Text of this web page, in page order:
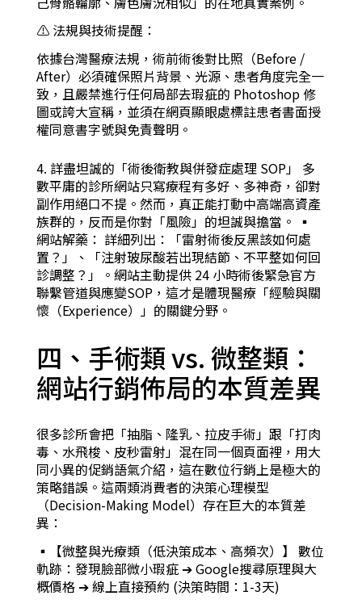
⚠️ 法規與技術提醒：
依據台灣醫療法規，術前術後對比照（Before /
After）必須確保照片背景、光源、患者角度完全一
致，且嚴禁進行任何局部去瑕疵的 Photoshop 修
圖或誇大宣稱，並須在網頁顯眼處標註患者書面授
權同意書字號與免責聲明。
4. 詳盡坦誠的「術後衛教與併發症處理 SOP」 多
數平庸的診所網站只寫療程有多好、多神奇，卻對
副作用絕口不提。然而，真正能打動中高端高資產
族群的，反而是你對「風險」的坦誠與擔當。 ▪︎
網站解藥： 詳細列出：「雷射術後反黑該如何處
置？」、「注射玻尿酸若出現結節、不平整如何回
診調整？」。網站主動提供 24 小時術後緊急官方
聯繫管道與應變SOP，這才是體現醫療「經驗與關
懷（Experience）」的關鍵分野。
四、手術類 vs. 微整類：
網站行銷佈局的本質差異
很多診所會把「抽脂、隆乳、拉皮手術」跟「打肉
毒、水飛梭、皮秒雷射」混在同一個頁面裡，用大
同小異的促銷語氣介紹，這在數位行銷上是極大的
策略錯誤。這兩類消費者的決策心理模型
（Decision-Making Model）存在巨大的本質差
異：
▪︎【微整與光療類（低決策成本、高頻次）】 數位
軌跡：發現臉部微小瑕疵 ➔ Google搜尋原理與大
概價格 ➔ 線上直接預約 (決策時間：1-3天)